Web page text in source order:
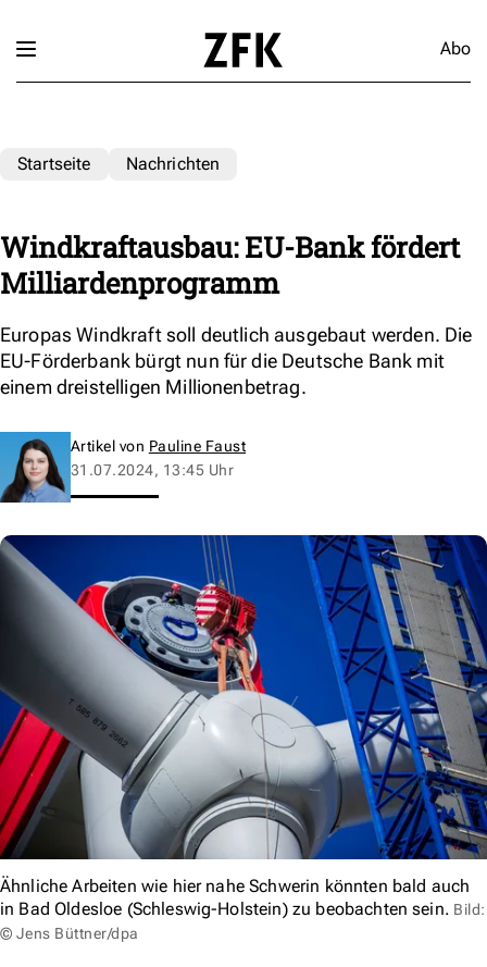
Abo
Startseite Nachrichten
Windkraftausbau: EU-Bank fördert
Milliardenprogramm
Europas Windkraft soll deutlich ausgebaut werden. Die
EU-Förderbank bürgt nun für die Deutsche Bank mit
einem dreistelligen Millionenbetrag.
Artikel von Pauline Faust
31.07.2024, 13:45 Uhr
Ähnliche Arbeiten wie hier nahe Schwerin könnten bald auch
in Bad Oldesloe (Schleswig-Holstein) zu beobachten sein. Bild:
© Jens Büttner/dpa